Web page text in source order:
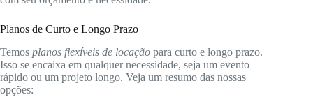
Planos de Curto e Longo Prazo
Temos planos flexíveis de locação para curto e longo prazo.
Isso se encaixa em qualquer necessidade, seja um evento
rápido ou um projeto longo. Veja um resumo das nossas
opções: